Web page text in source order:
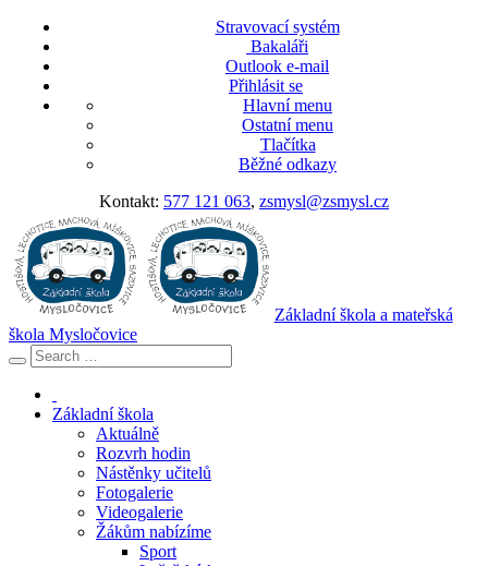
Stravovací systém
Bakaláři
Outlook e-mail
Přihlásit se
Hlavní menu
Ostatní menu
Tlačítka
Běžné odkazy
Kontakt: 577 121 063, zsmysl@zsmysl.cz
Základní škola a mateřská
škola Mysločovice
Základní škola
Aktuálně
Rozvrh hodin
Nástěnky učitelů
Fotogalerie
Videogalerie
Žákům nabízíme
Sport